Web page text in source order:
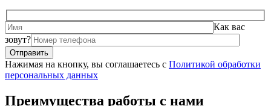
Как вас
зовут?
Нажимая на кнопку, вы соглашаетесь с Политикой обработки
персональных данных
Преимущества работы с нами